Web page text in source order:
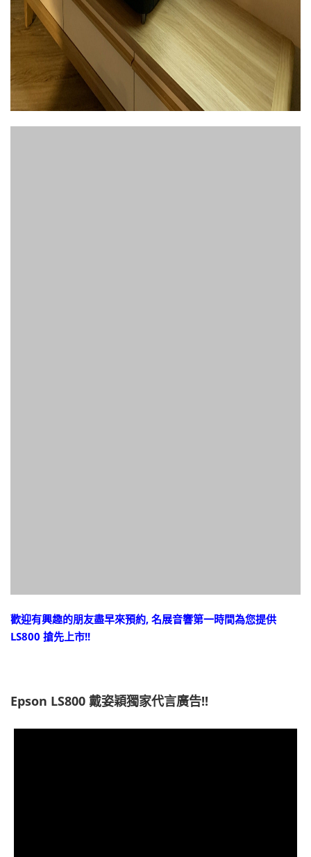
歡迎有興趣的朋友盡早來預約, 名展音響第一時間為您提供
LS800 搶先上市!!
Epson LS800 戴姿穎獨家代言廣告!!